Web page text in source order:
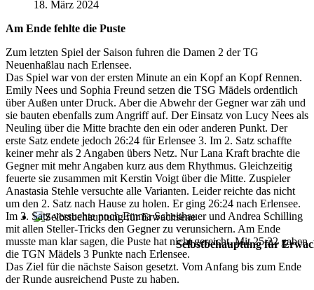
Selbstbehauptung für
18. März 2024
Am Ende fehlte die Puste
Zum letzten Spiel der Saison fuhren die Damen 2 der TG
Neuenhaßlau nach Erlensee.
Das Spiel war von der ersten Minute an ein Kopf an Kopf Rennen.
Emily Nees und Sophia Freund setzen die TSG Mädels ordentlich
über Außen unter Druck. Aber die Abwehr der Gegner war zäh und
sie bauten ebenfalls zum Angriff auf. Der Einsatz von Lucy Nees als
Neuling über die Mitte brachte den ein oder anderen Punkt. Der
erste Satz endete jedoch 26:24 für Erlensee 3. Im 2. Satz schaffte
keiner mehr als 2 Angaben übers Netz. Nur Lana Kraft brachte die
Gegner mit mehr Angaben kurz aus dem Rhythmus. Gleichzeitig
feuerte sie zusammen mit Kerstin Voigt über die Mitte. Zuspieler
Anastasia Stehle versuchte alle Varianten. Leider reichte das nicht
um den 2. Satz nach Hause zu holen. Er ging 26:24 nach Erlensee.
Im 3. Satz versuchte noch Emma Scheithauer und Andrea Schilling
mit allen Steller-Tricks den Gegner zu verunsichern. Am Ende
musste man klar sagen, die Puste hat nicht gereicht. Mit 25:22 gaben
die TGN Mädels 3 Punkte nach Erlensee.
Das Ziel für die nächste Saison gesetzt. Vom Anfang bis zum Ende
der Runde ausreichend Puste zu haben.